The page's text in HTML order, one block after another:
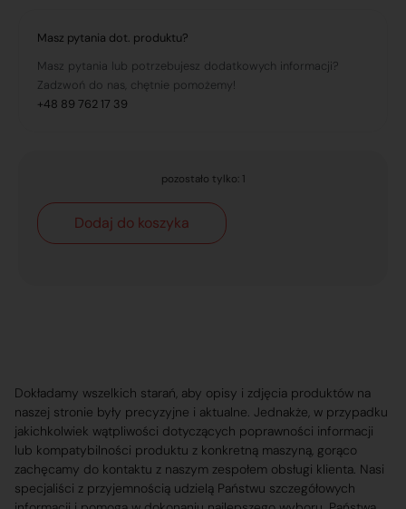
Masz pytania dot. produktu?
Masz pytania lub potrzebujesz dodatkowych informacji?
Zadzwoń do nas, chętnie pomożemy!
+48 89 762 17 39
pozostało tylko: 1
Dodaj do koszyka
Dokładamy wszelkich starań, aby opisy i zdjęcia produktów na
naszej stronie były precyzyjne i aktualne. Jednakże, w przypadku
jakichkolwiek wątpliwości dotyczących poprawności informacji
lub kompatybilności produktu z konkretną maszyną, gorąco
zachęcamy do kontaktu z naszym zespołem obsługi klienta. Nasi
specjaliści z przyjemnością udzielą Państwu szczegółowych